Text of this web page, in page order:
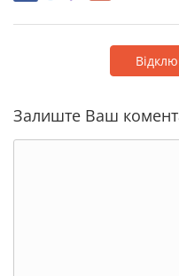
Залиште Ваш